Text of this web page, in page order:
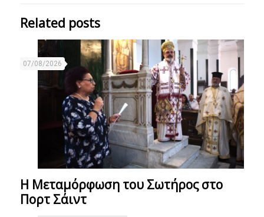
Related posts
07/08/2026
Η Μεταμόρφωση του Σωτήρος στο
Πορτ Σάιντ